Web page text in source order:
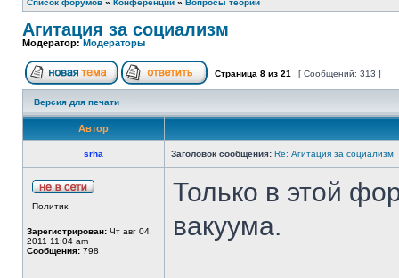
Список форумов » Конференции » Вопросы теории
Агитация за социализм
Модератор:Модераторы
Страница 8 из 21 [ Сообщений: 313 ]
Версия для печати
Автор
srha Заголовок сообщения: Re: Агитация за социализм
Политик
Зарегистрирован: Чт авг 04,
2011 11:04 am
Сообщения: 798
Только в этой
вакуума.